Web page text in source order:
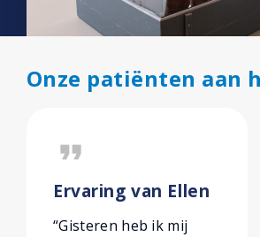
Onze patiënten aan
format_quote
Ervaring van Ellen
“Gisteren heb ik mij